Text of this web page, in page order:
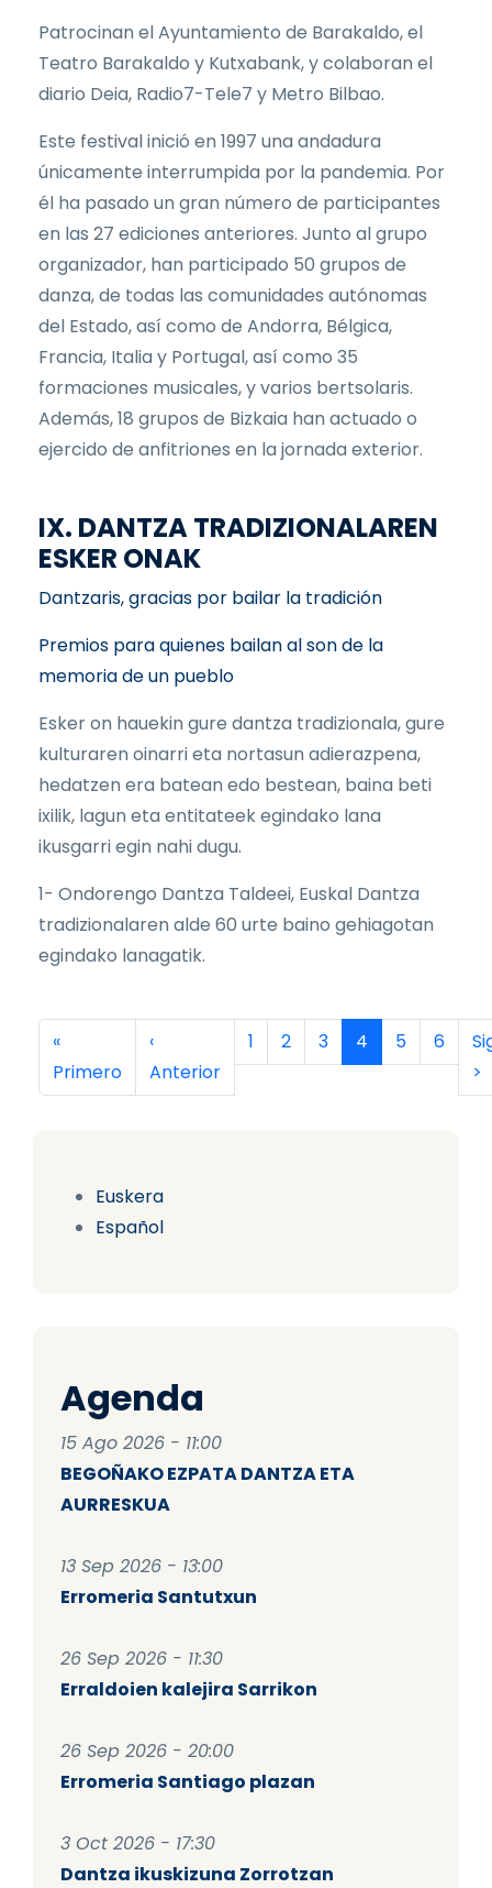
Euskera
Español
Agenda
15 Ago 2026 - 11:00
BEGOÑAKO EZPATA DANTZA ETA
AURRESKUA
13 Sep 2026 - 13:00
Erromeria Santutxun
26 Sep 2026 - 11:30
Erraldoien kalejira Sarrikon
26 Sep 2026 - 20:00
Erromeria Santiago plazan
3 Oct 2026 - 17:30
Dantza ikuskizuna Zorrotzan
Patrocinan el Ayuntamiento de Barakaldo, el
Teatro Barakaldo y Kutxabank, y colaboran el
diario Deia, Radio7-Tele7 y Metro Bilbao.
Este festival inició en 1997 una andadura
únicamente interrumpida por la pandemia. Por
él ha pasado un gran número de participantes
en las 27 ediciones anteriores. Junto al grupo
organizador, han participado 50 grupos de
danza, de todas las comunidades autónomas
del Estado, así como de Andorra, Bélgica,
Francia, Italia y Portugal, así como 35
formaciones musicales, y varios bertsolaris.
Además, 18 grupos de Bizkaia han actuado o
ejercido de anfitriones en la jornada exterior.
IX. DANTZA TRADIZIONALAREN
ESKER ONAK
Dantzaris, gracias por bailar la tradición
Premios para quienes bailan al son de la
memoria de un pueblo
Esker on hauekin gure dantza tradizionala, gure
kulturaren oinarri eta nortasun adierazpena,
hedatzen era batean edo bestean, baina beti
ixilik, lagun eta entitateek egindako lana
ikusgarri egin nahi dugu.
1- Ondorengo Dantza Taldeei, Euskal Dantza
tradizionalaren alde 60 urte baino gehiagotan
egindako lanagatik.
Paginación
Primera página
«
Primero
Página anterior
‹
Anterior
Página
1 Página
2 Página
3 Página actual
4 Página
5 Página
6
>